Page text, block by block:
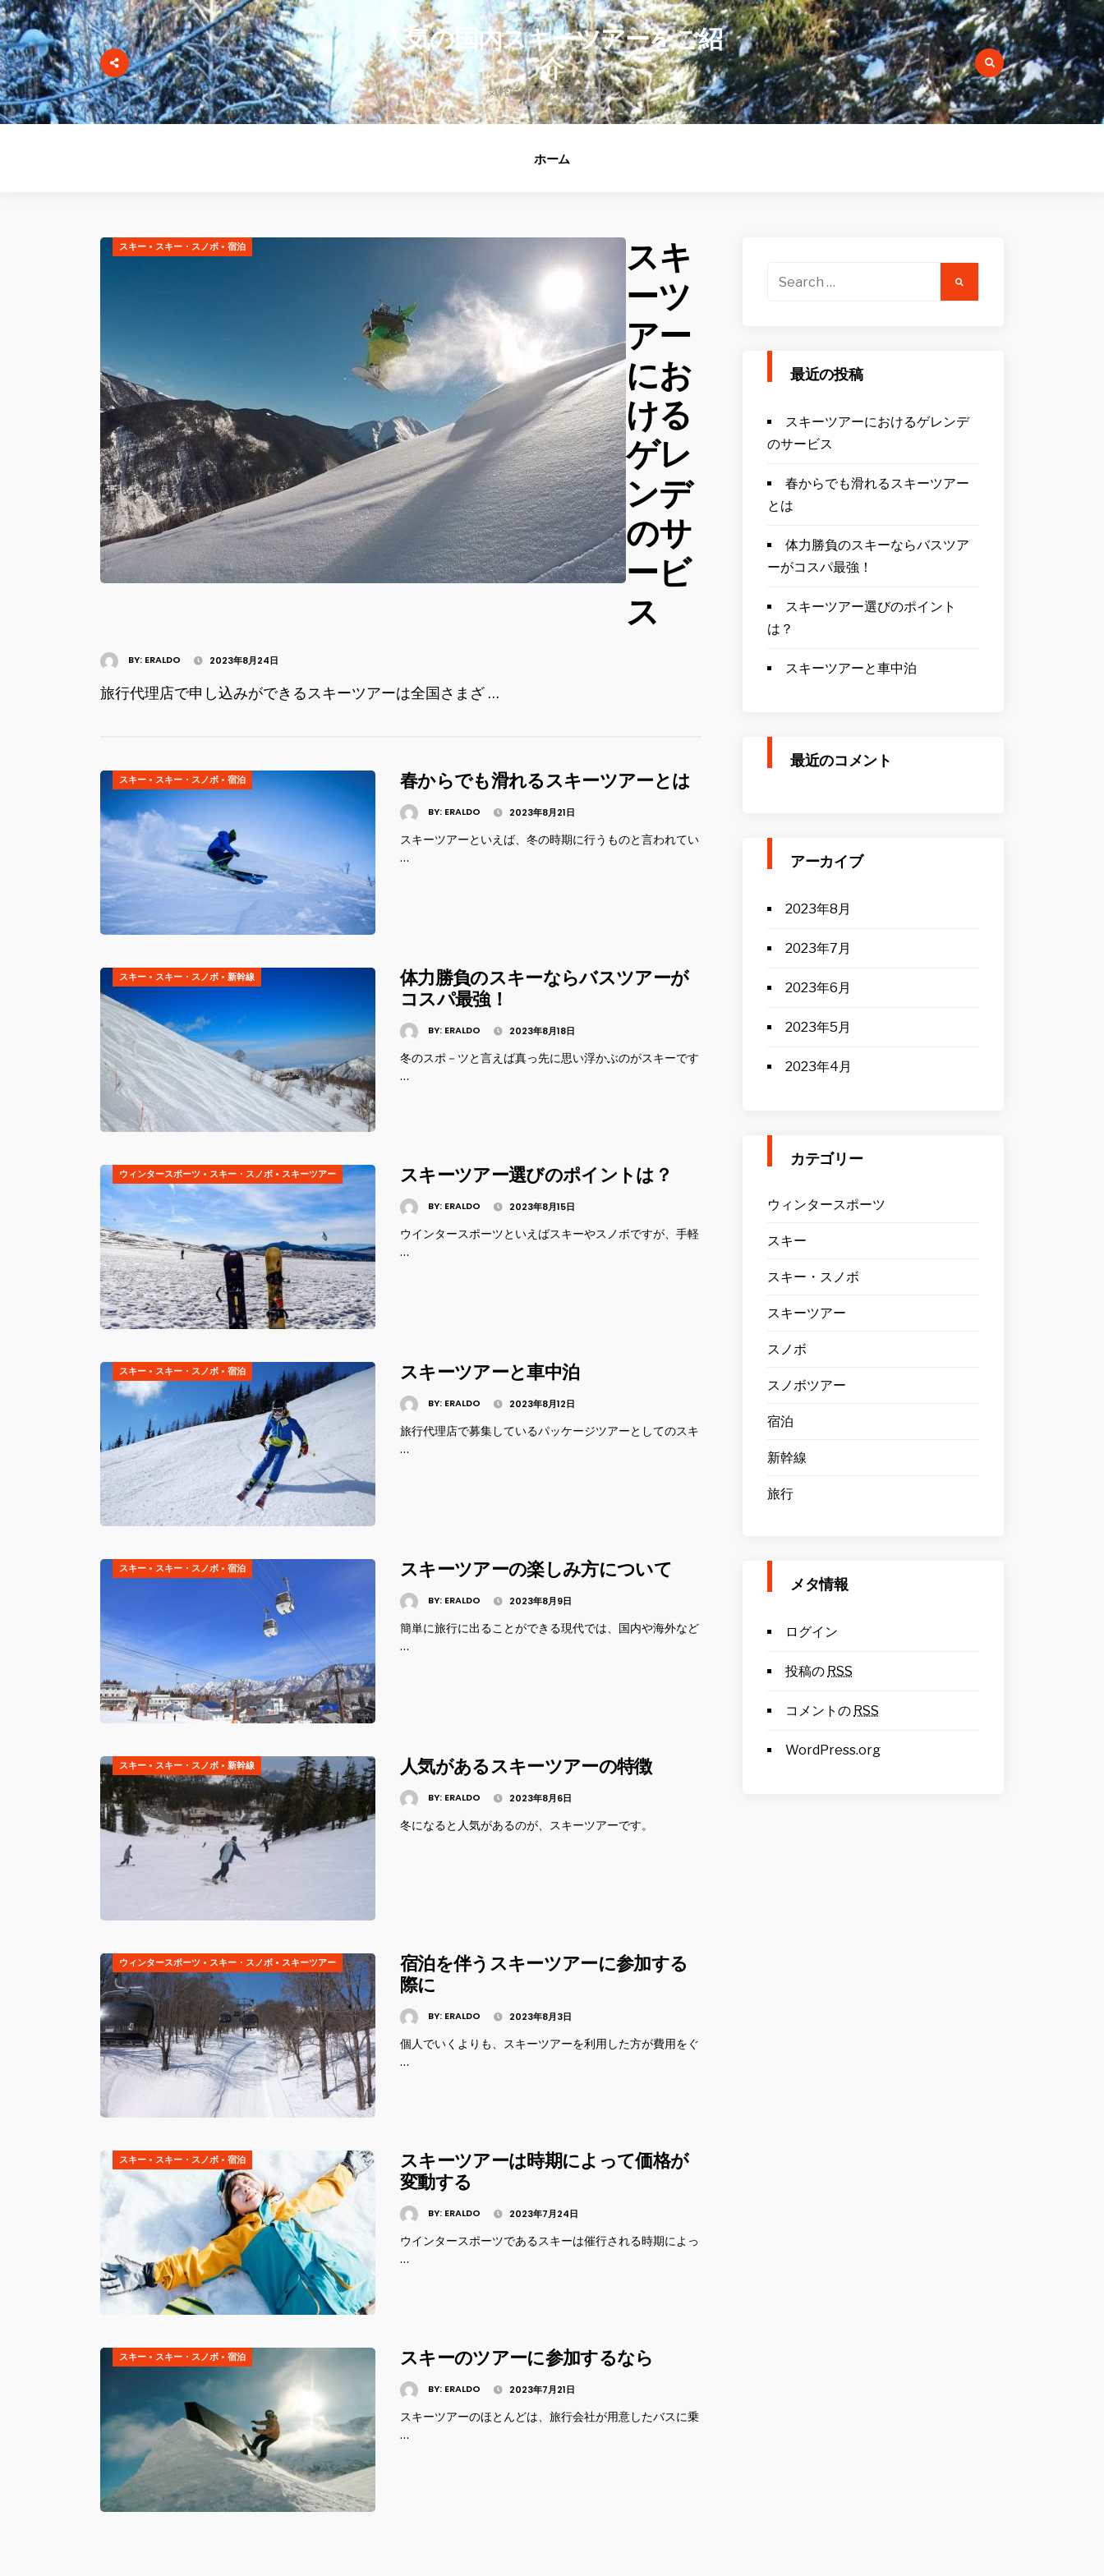
for:
人気の国内スキーツアーをご紹
介
気軽に行けるのでおすすめ
ホーム
スキー • スキー・スノボ • 宿泊
スキ
ーツ
アー
にお
ける
ゲレ
ンデ
のサ
ービ
ス
BY: ERALDO 2023年8月24日
旅行代理店で申し込みができるスキーツアーは全国さまざ …
スキー • スキー・スノボ • 宿泊 春からでも滑れるスキーツアーとは
BY: ERALDO 2023年8月21日
スキーツアーといえば、冬の時期に行うものと言われてい
…
スキー • スキー・スノボ • 新幹線
体力勝負のスキーならバスツアーが
コスパ最強！
BY: ERALDO 2023年8月18日
冬のスポ－ツと言えば真っ先に思い浮かぶのがスキーです
…
ウィンタースポーツ • スキー・スノボ • スキーツアー スキーツアー選びのポイントは？
BY: ERALDO 2023年8月15日
ウインタースポーツといえばスキーやスノボですが、手軽
…
スキー • スキー・スノボ • 宿泊 スキーツアーと車中泊
BY: ERALDO 2023年8月12日
旅行代理店で募集しているパッケージツアーとしてのスキ
…
スキー • スキー・スノボ • 宿泊 スキーツアーの楽しみ方について
BY: ERALDO 2023年8月9日
簡単に旅行に出ることができる現代では、国内や海外など
…
スキー • スキー・スノボ • 新幹線 人気があるスキーツアーの特徴
BY: ERALDO 2023年8月6日
冬になると人気があるのが、スキーツアーです。
ウィンタースポーツ • スキー・スノボ • スキーツアー
宿泊を伴うスキーツアーに参加する
際に
BY: ERALDO 2023年8月3日
個人でいくよりも、スキーツアーを利用した方が費用をぐ
…
スキー • スキー・スノボ • 宿泊
スキーツアーは時期によって価格が
変動する
BY: ERALDO 2023年7月24日
ウインタースポーツであるスキーは催行される時期によっ
…
スキー • スキー・スノボ • 宿泊 スキーのツアーに参加するなら
BY: ERALDO 2023年7月21日
スキーツアーのほとんどは、旅行会社が用意したバスに乗
…
Search
最近の投稿
スキーツアーにおけるゲレンデ
のサービス
春からでも滑れるスキーツアー
とは
体力勝負のスキーならバスツア
ーがコスパ最強！
スキーツアー選びのポイント
は？
スキーツアーと車中泊
最近のコメント
アーカイブ
2023年8月
2023年7月
2023年6月
2023年5月
2023年4月
カテゴリー
ウィンタースポーツ
スキー
スキー・スノボ
スキーツアー
スノボ
スノボツアー
宿泊
新幹線
旅行
メタ情報
ログイン
投稿の RSS
コメントの RSS
WordPress.org